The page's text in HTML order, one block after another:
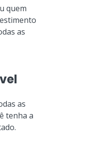
quem
as
as
tenha a